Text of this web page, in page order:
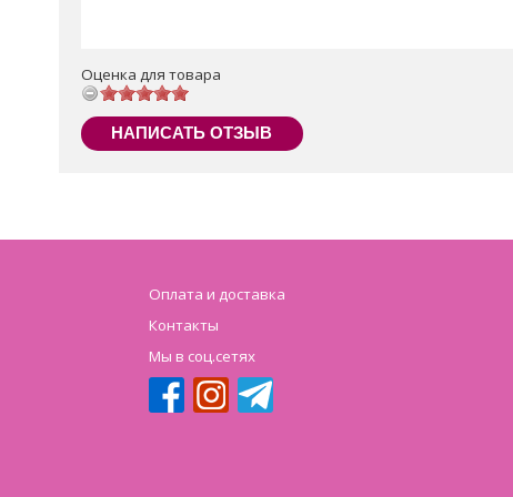
Оценка для товара
НАПИСАТЬ ОТЗЫВ
Оплата и доставка
Контакты
Мы в соц.сетях